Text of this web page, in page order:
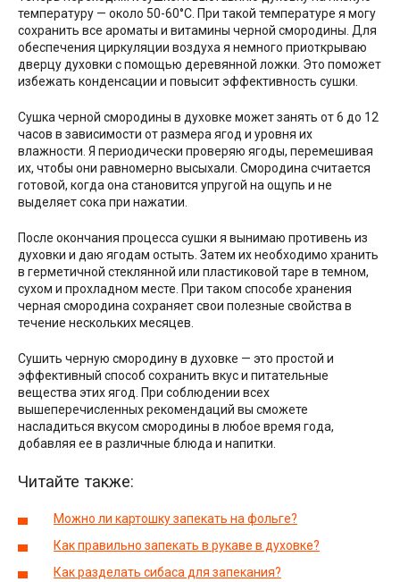
температуру — около 50-60°С. При такой температуре я могу
сохранить все ароматы и витамины черной смородины. Для
обеспечения циркуляции воздуха я немного приоткрываю
дверцу духовки с помощью деревянной ложки. Это поможет
избежать конденсации и повысит эффективность сушки.
Сушка черной смородины в духовке может занять от 6 до 12
часов в зависимости от размера ягод и уровня их
влажности. Я периодически проверяю ягоды, перемешивая
их, чтобы они равномерно высыхали. Смородина считается
готовой, когда она становится упругой на ощупь и не
выделяет сока при нажатии.
После окончания процесса сушки я вынимаю противень из
духовки и даю ягодам остыть. Затем их необходимо хранить
в герметичной стеклянной или пластиковой таре в темном,
сухом и прохладном месте. При таком способе хранения
черная смородина сохраняет свои полезные свойства в
течение нескольких месяцев.
Сушить черную смородину в духовке — это простой и
эффективный способ сохранить вкус и питательные
вещества этих ягод. При соблюдении всех
вышеперечисленных рекомендаций вы сможете
насладиться вкусом смородины в любое время года,
добавляя ее в различные блюда и напитки.
Читайте также:
Можно ли картошку запекать на фольге?
Как правильно запекать в рукаве в духовке?
Как разделать сибаса для запекания?